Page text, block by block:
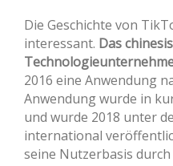
Die Geschichte von
interessant. Das
2016 eine Anwendung
Anwendung wurde in
und wurde 2018 unter
international
seine Nutzerbasis